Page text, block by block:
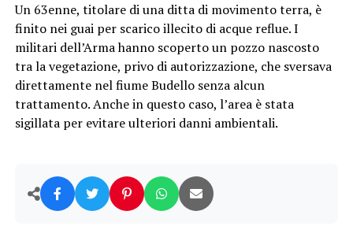
Un 63enne, titolare di una ditta di movimento terra, è
finito nei guai per scarico illecito di acque reflue. I
militari dell’Arma hanno scoperto un pozzo nascosto
tra la vegetazione, privo di autorizzazione, che sversava
direttamente nel fiume Budello senza alcun
trattamento. Anche in questo caso, l’area è stata
sigillata per evitare ulteriori danni ambientali.